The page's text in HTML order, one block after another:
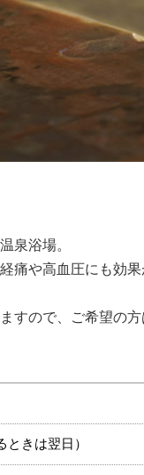
泉浴場。
痛や高血圧にも効果
すので、ご希望の
ときは翌日）